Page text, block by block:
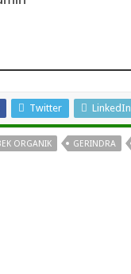
Twitter LinkedIn
ORGANIK GERINDRA